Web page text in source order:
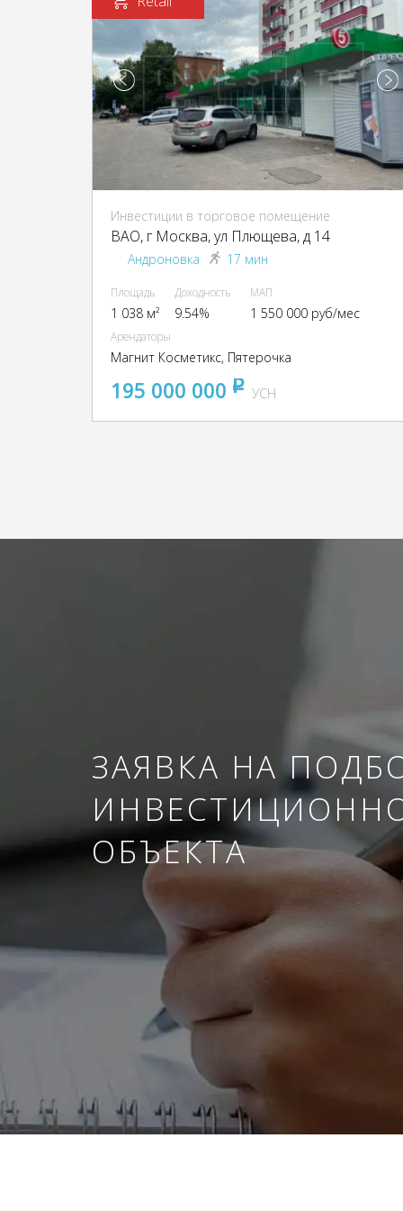
Инвестиции в торговое помещение
ВАО, г Москва, ул Плющева, д 14
Андроновка 17 мин
Площадь
1 038 м²
Доходность
9.54%
МАП
1 550 000 руб/мес
Арендаторы
Магнит Косметикс, Пятерочка
195 000 000 pуб
УСН
ЗАЯВКА НА
ОБЪЕКТА